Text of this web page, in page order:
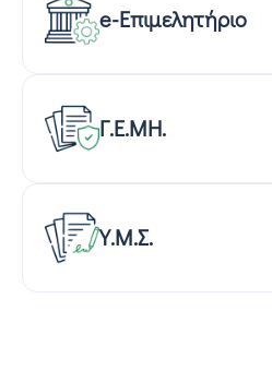
e-Επιμελητήριο
Γ.Ε.ΜΗ.
Υ.Μ.Σ.